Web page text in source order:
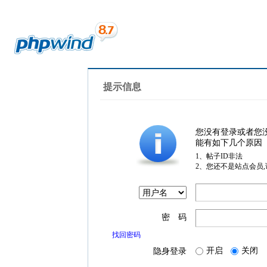
提示信息
您没有登录或者您
能有如下几个原因
1、帖子ID非法
2、您还不是站点会员
密 码
找回密码
隐身登录 开启 关闭